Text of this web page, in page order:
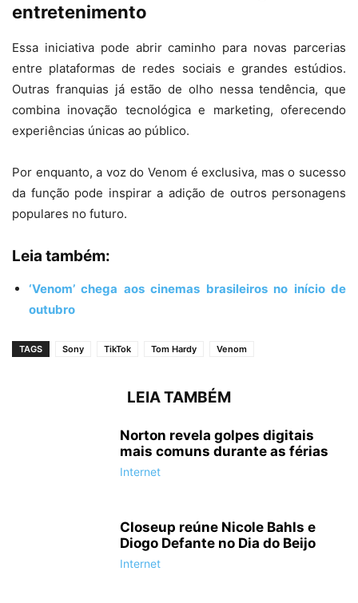
entretenimento
Essa iniciativa pode abrir caminho para novas parcerias
entre plataformas de redes sociais e grandes estúdios.
Outras franquias já estão de olho nessa tendência, que
combina inovação tecnológica e marketing, oferecendo
experiências únicas ao público.
Por enquanto, a voz do Venom é exclusiva, mas o sucesso
da função pode inspirar a adição de outros personagens
populares no futuro.
Leia também:
‘Venom’ chega aos cinemas brasileiros no início de
outubro
TAGS Sony TikTok Tom Hardy Venom
LEIA TAMBÉM
Norton revela golpes digitais
mais comuns durante as férias
Internet
Closeup reúne Nicole Bahls e
Diogo Defante no Dia do Beijo
Internet